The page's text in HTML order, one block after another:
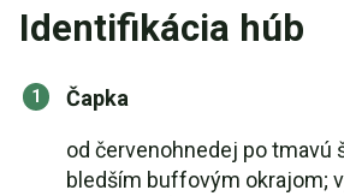
Identifikácia húb
Čapka
od červenohnedej po tmavú
bledším buffovým okrajom;